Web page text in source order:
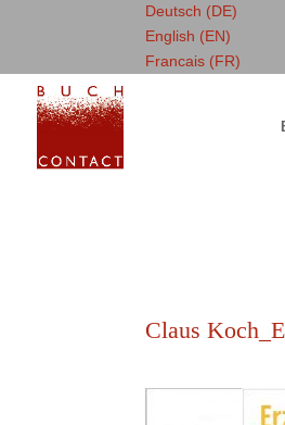
Deutsch (DE)
English (EN)
Francais (FR)
Claus